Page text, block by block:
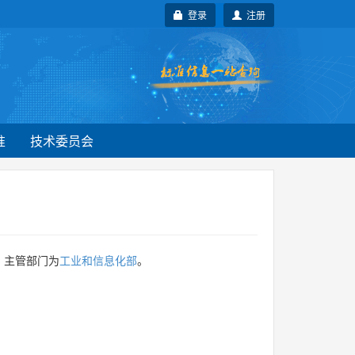
注册
登录
技术委员会
主管部门为工业和信息化部。